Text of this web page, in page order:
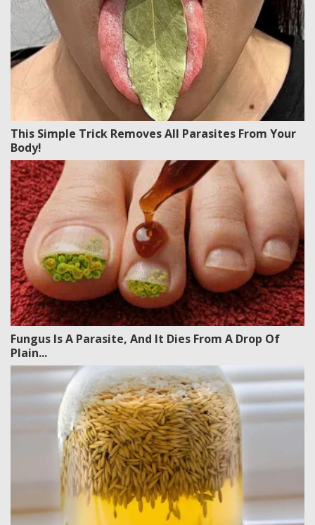
This Simple Trick Removes All Parasites From Your
Body!
Fungus Is A Parasite, And It Dies From A Drop Of
Plain...